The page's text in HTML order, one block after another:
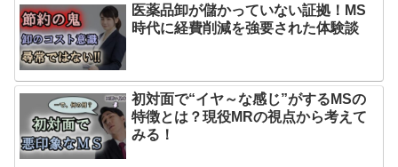
医薬品卸が儲かっていない証拠！MS
時代に経費削減を強要された体験談
初対面で“イヤ～な感じ”がするMSの
特徴とは？現役MRの視点から考えて
みる！